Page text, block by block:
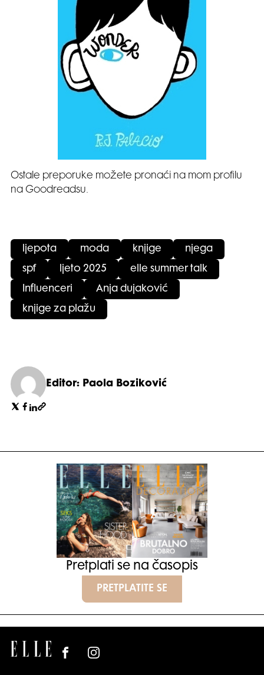
Ostale preporuke možete pronaći na mom profilu
na Goodreadsu.
ljepota moda knjige njega
spf ljeto 2025 elle summer talk
Influenceri Anja dujaković
knjige za plažu
Editor: Paola Boziković
Pretplati se na časopis
PRETPLATITE SE